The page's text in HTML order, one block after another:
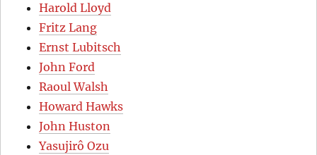
Harold Lloyd
Fritz Lang
Ernst Lubitsch
John Ford
Raoul Walsh
Howard Hawks
John Huston
Yasujirô Ozu